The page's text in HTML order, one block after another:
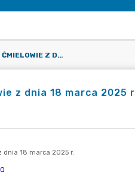
SESJA RADY MIEJSKIEJ W ĆMIELOWIE Z DNIA 18 MARCA 2025 R.
z dnia 18 marca 2025